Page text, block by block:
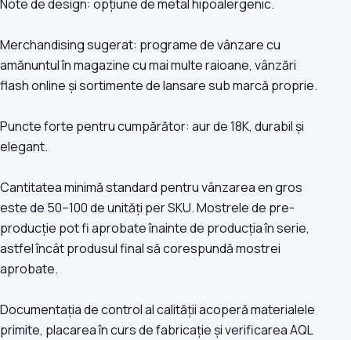
Note de design: opțiune de metal hipoalergenic.
Merchandising sugerat: programe de vânzare cu
amănuntul în magazine cu mai multe raioane, vânzări
flash online și sortimente de lansare sub marcă proprie.
Puncte forte pentru cumpărător: aur de 18K, durabil și
elegant.
Cantitatea minimă standard pentru vânzarea en gros
este de 50–100 de unități per SKU. Mostrele de pre-
producție pot fi aprobate înainte de producția în serie,
astfel încât produsul final să corespundă mostrei
aprobate.
Documentația de control al calității acoperă materialele
primite, placarea în curs de fabricație și verificarea AQL